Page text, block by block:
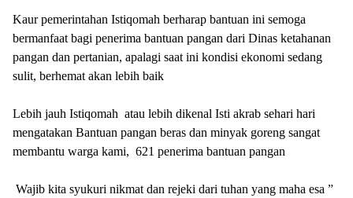
Kaur pemerintahan Istiqomah berharap bantuan ini semoga
bermanfaat bagi penerima bantuan pangan dari Dinas ketahanan
pangan dan pertanian, apalagi saat ini kondisi ekonomi sedang
sulit, berhemat akan lebih baik
Lebih jauh Istiqomah atau lebih dikenal Isti akrab sehari hari
mengatakan Bantuan pangan beras dan minyak goreng sangat
membantu warga kami, 621 penerima bantuan pangan
Wajib kita syukuri nikmat dan rejeki dari tuhan yang maha esa ”